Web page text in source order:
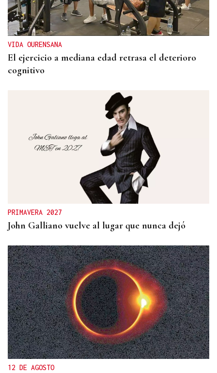
VIDA OURENSANA
El ejercicio a mediana edad retrasa el deterioro
cognitivo
PRIMAVERA 2027
John Galliano vuelve al lugar que nunca dejó
12 DE AGOSTO